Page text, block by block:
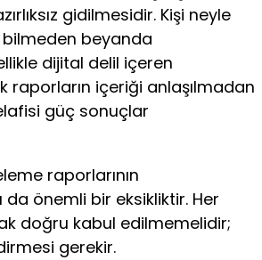
gidilmesidir. Kişi neyle
bilmeden beyanda
dijital delil içeren
raporların içeriği anlaşılmadan
güç sonuçlar
raporlarının
önemli bir eksikliktir. Her
doğru kabul edilmemelidir;
gerekir.